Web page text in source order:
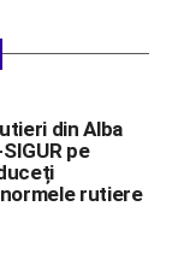
din Alba
pe
rutiere